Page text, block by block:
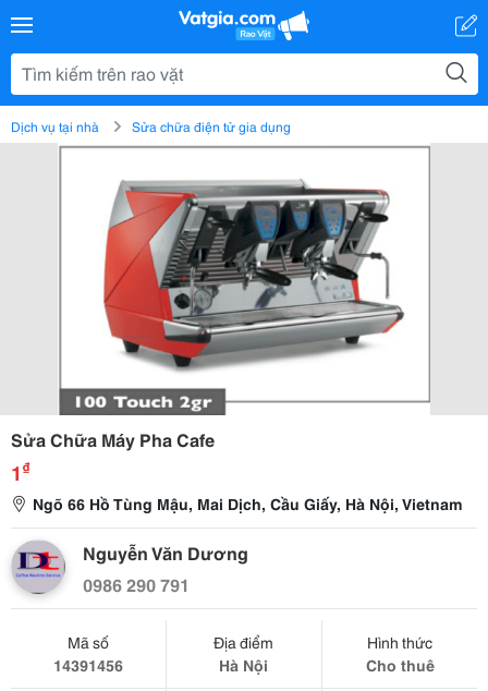
Dịch vụ tại nhà Sửa chữa điện tử gia dụng
Sửa Chữa Máy Pha Cafe
1 ₫
Ngõ 66 Hồ Tùng Mậu, Mai Dịch, Cầu Giấy, Hà Nội, Vietnam
Nguyễn Văn Dương
0986 290 791
Mã số
14391456
Địa điểm
Hà Nội
Hình thức
Cho thuê